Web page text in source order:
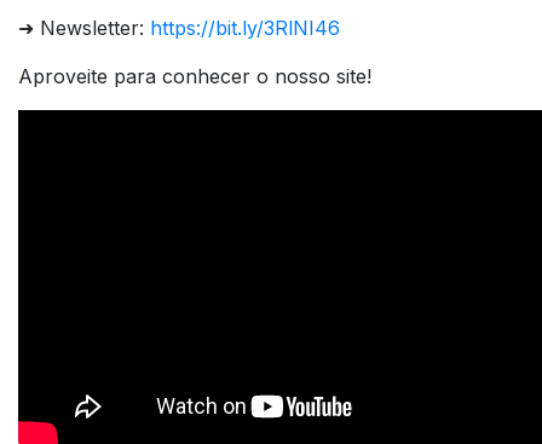
➜ Newsletter: https://bit.ly/3RlNI46
Aproveite para conhecer o nosso site!